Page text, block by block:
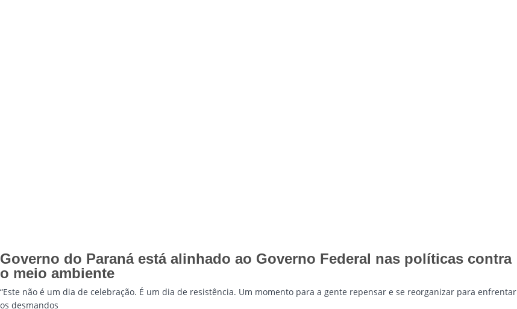
Governo do Paraná está alinhado ao Governo Federal nas políticas contra
o meio ambiente
“Este não é um dia de celebração. É um dia de resistência. Um momento para a gente repensar e se reorganizar para enfrentar
os desmandos